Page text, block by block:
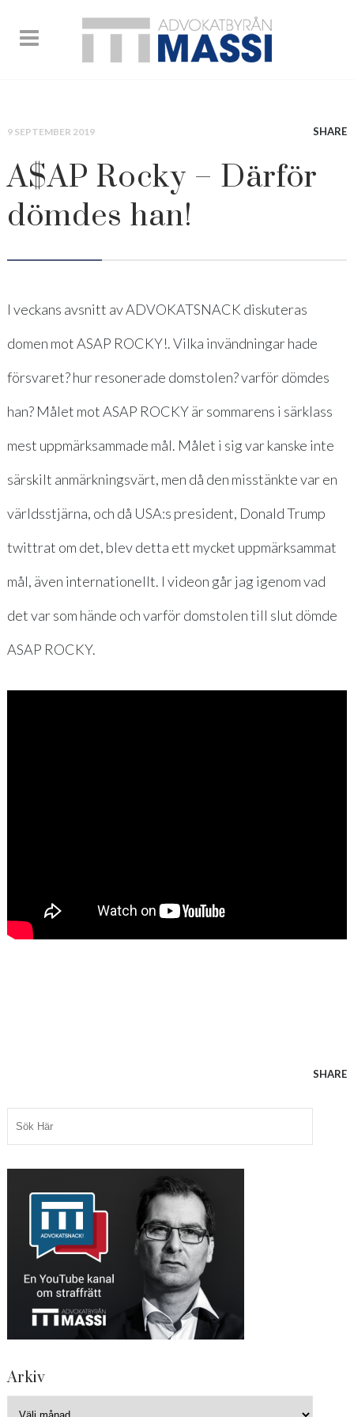
9 SEPTEMBER 2019 SHARE
A$AP Rocky – Därför
dömdes han!
I veckans avsnitt av ADVOKATSNACK diskuteras
domen mot ASAP ROCKY!. Vilka invändningar hade
försvaret? hur resonerade domstolen? varför dömdes
han? Målet mot ASAP ROCKY är sommarens i särklass
mest uppmärksammade mål. Målet i sig var kanske inte
särskilt anmärkningsvärt, men då den misstänkte var en
världsstjärna, och då USA:s president, Donald Trump
twittrat om det, blev detta ett mycket uppmärksammat
mål, även internationellt. I videon går jag igenom vad
det var som hände och varför domstolen till slut dömde
ASAP ROCKY.
SHARE
Arkiv